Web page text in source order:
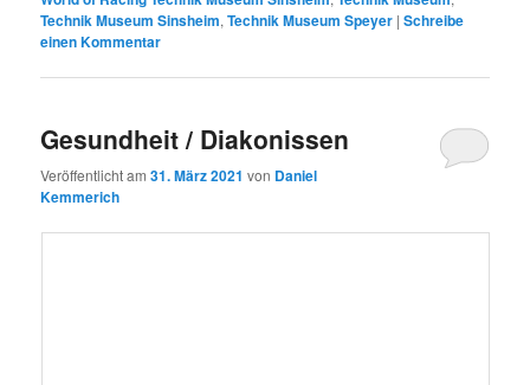
Technik Museum Sinsheim,Technik Museum Speyer |Schreibe
einen Kommentar
Gesundheit / Diakonissen
Veröffentlicht am31. März 2021 von Daniel
Kemmerich